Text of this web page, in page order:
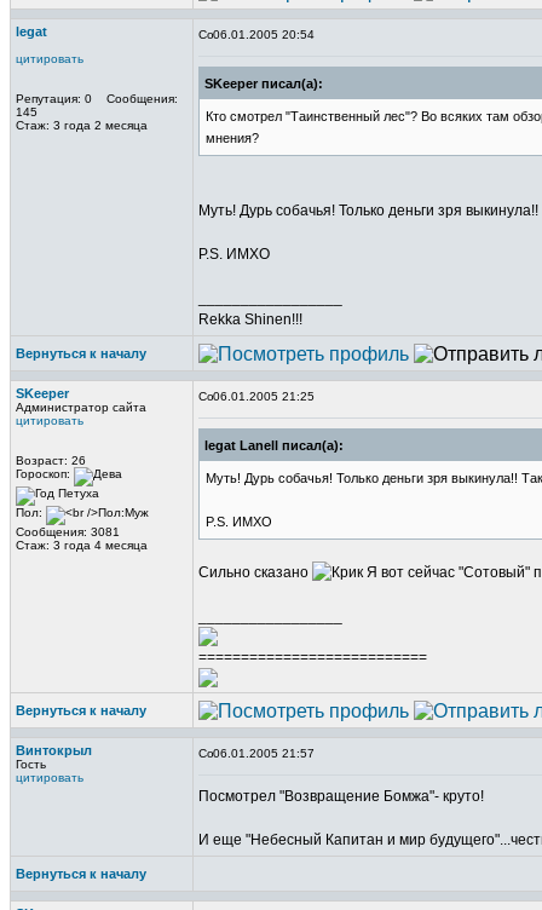
legat
цитировать
Репутация: 0 Сообщения:
145
Стаж: 3 года 2 месяца
06.01.2005 20:54
SKeeper писал(а):
Кто смотрел "Таинственный лес"? Во всяких там
мнения?
Муть! Дурь собачья! Только деньги зря
P.S. ИМХО
Rekka Shinen!!!
Вернуться к началу
SKeeper
Администратор сайта
цитировать
Возраст: 26
Гороскоп:
Пол:
Сообщения: 3081
Стаж: 3 года 4 месяца
06.01.2005 21:25
legat Lanell писал(а):
Муть! Дурь собачья! Только деньги зря выкинула!!
P.S. ИМХО
Сильно сказано Я вот сейчас "Сотовый"
===========================
Вернуться к началу
Винтокрыл
Гость
цитировать
06.01.2005 21:57
Посмотрел "Возвращение Бомжа"- круто!
И еще "Небесный Капитан и мир
Вернуться к началу